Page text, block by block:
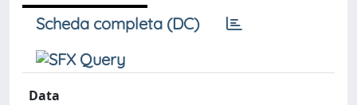
Scheda completa (DC)
Data